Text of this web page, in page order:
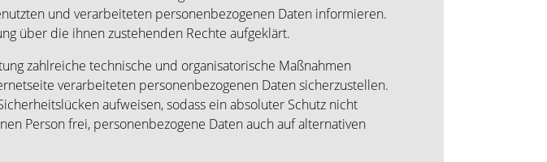
und verarbeiteten personenbezogenen Daten informieren.
über die ihnen zustehenden Rechte aufgeklärt.
zahlreiche technische und organisatorische Maßnahmen
verarbeiteten personenbezogenen Daten sicherzustellen.
aufweisen, sodass ein absoluter Schutz nicht
Person frei, personenbezogene Daten auch auf alternativen